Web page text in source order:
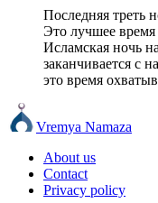
Последняя треть
Это лучшее
Исламская ночь
заканчивается с
это время
Vremya Namaza
About us
Contact
Privacy policy